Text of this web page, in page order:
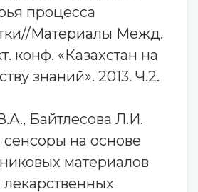
процесса
Материалы Межд.
конф. «Казахстан на
знаний». 2013. Ч.2.
Байтлесова Л.И.
на основе
материалов